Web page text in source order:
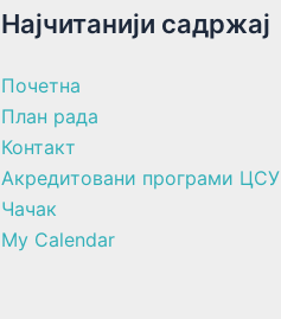
Најчитанији садржај
Почетна
План рада
Контакт
Акредитовани програми ЦСУ
Чачак
My Calendar